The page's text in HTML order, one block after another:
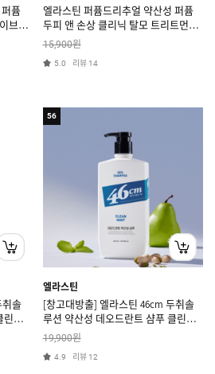
퓸
브닝
엘라스틴 퍼퓸드리추얼 약산성 퍼퓸
두피 앤 손상 클리닉 탈모 트리트먼트
이브닝 로맨스 화이트 튜베로즈향
15,900원
5.0 리뷰 14
취솔
린민
56
엘라스틴
[창고대방출] 엘라스틴 46cm 두취솔
루션 약산성 데오드란트 샴푸 클린민
트향 600ml
19,900원
4.9 리뷰 12